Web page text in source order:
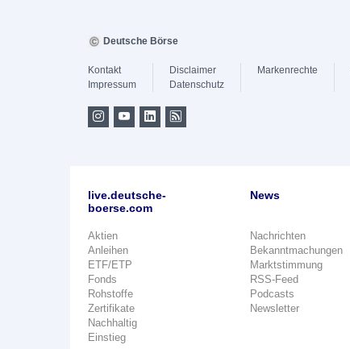
Deutsche Börse
Kontakt
Impressum
Disclaimer
Datenschutz
Markenrechte
live.deutsche-
boerse.com
Aktien
Anleihen
ETF/ETP
Fonds
Rohstoffe
Zertifikate
Nachhaltig
Einstieg
News
Nachrichten
Bekanntmachungen
Marktstimmung
RSS-Feed
Podcasts
Newsletter